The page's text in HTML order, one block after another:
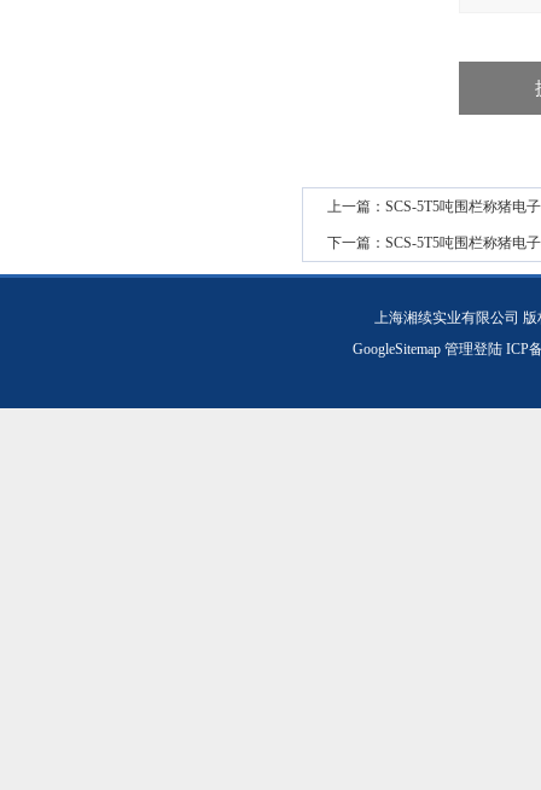
上一篇： SCS-5T5吨围栏称猪电
下一篇： SCS-5T5吨围栏称猪电
上海湘续实业有限公司
GoogleSitemap 管理登陆ICP